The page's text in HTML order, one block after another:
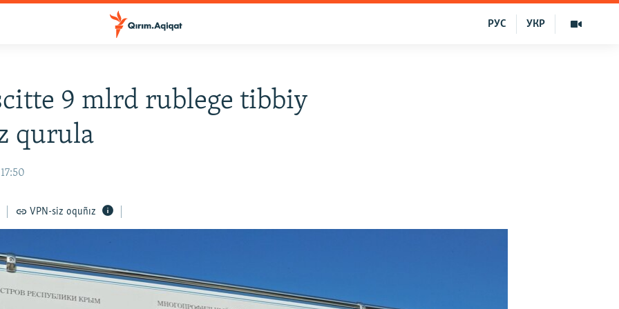
УКР
РУС
9 mlrd rublege tibbiy
qurula
VPN-siz oquñız